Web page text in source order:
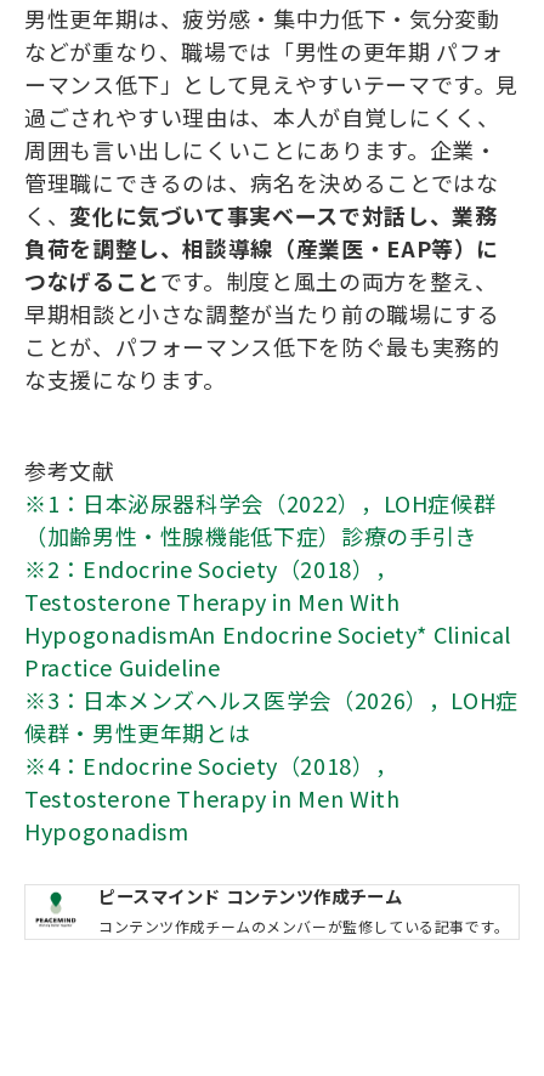
男性更年期は、疲労感・集中力低下・気分変動
などが重なり、職場では「男性の更年期 パフォ
ーマンス低下」として見えやすいテーマです。見
過ごされやすい理由は、本人が自覚しにくく、
周囲も言い出しにくいことにあります。企業・
管理職にできるのは、病名を決めることではな
く、 変化に気づいて事実ベースで対話し、業務
負荷を調整し、相談導線（産業医・EAP等）に
つなげることです。制度と風土の両方を整え、
早期相談と小さな調整が当たり前の職場にする
ことが、パフォーマンス低下を防ぐ最も実務的
な支援になります。
参考文献
※1：日本泌尿器科学会（2022），LOH症候群
（加齢男性・性腺機能低下症）診療の手引き
※2：Endocrine Society（2018），
Testosterone Therapy in Men With
HypogonadismAn Endocrine Society* Clinical
Practice Guideline
※3：日本メンズヘルス医学会（2026），LOH症
候群・男性更年期とは
※4：Endocrine Society（2018），
Testosterone Therapy in Men With
Hypogonadism
ピースマインド コンテンツ作成チーム
コンテンツ作成チームのメンバーが監修している記事です。